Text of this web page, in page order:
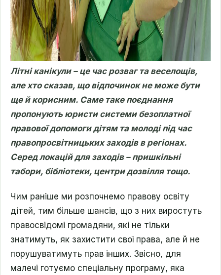
Літні канікули – це час розваг та веселощів,
але хто сказав, що відпочинок не може бути
ще й корисним. Саме таке поєднання
пропонують юристи системи безоплатної
правової допомоги дітям та молоді під час
правопросвітницьких заходів в регіонах.
Серед локацій для заходів – пришкільні
табори, бібліотеки, центри дозвілля тощо.
Чим раніше ми розпочнемо правову освіту
дітей, тим більше шансів, що з них виростуть
правосвідомі громадяни, які не тільки
знатимуть, як захистити свої права, але й не
порушуватимуть прав інших. Звісно, для
малечі готуємо спеціальну програму, яка